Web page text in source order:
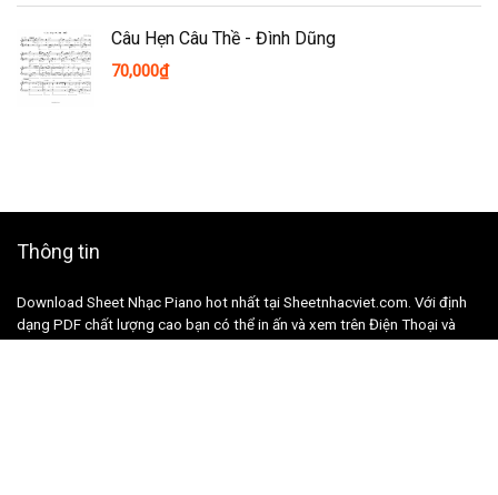
Câu Hẹn Câu Thề - Đình Dũng
70,000₫
Thông tin
Download Sheet Nhạc Piano hot nhất tại Sheetnhacviet.com. Với định
dạng PDF chất lượng cao bạn có thể in ấn và xem trên Điện Thoại và